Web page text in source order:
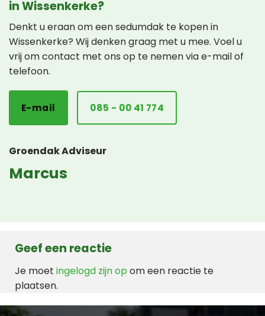
in Wissenkerke?
Denkt u eraan om een sedumdak te kopen in
Wissenkerke? Wij denken graag met u mee. Voel u
vrij om contact met ons op te nemen via e-mail of
telefoon.
E-mail 085 - 00 41 774
Groendak Adviseur
Marcus
Geef een reactie
Je moet ingelogd zijn op om een reactie te
plaatsen.